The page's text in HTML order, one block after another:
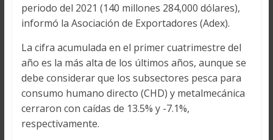
periodo del 2021 (140 millones 284,000 dólares),
informó la Asociación de Exportadores (Adex).
La cifra acumulada en el primer cuatrimestre del
año es la más alta de los últimos años, aunque se
debe considerar que los subsectores pesca para
consumo humano directo (CHD) y metalmecánica
cerraron con caídas de 13.5% y -7.1%,
respectivamente.